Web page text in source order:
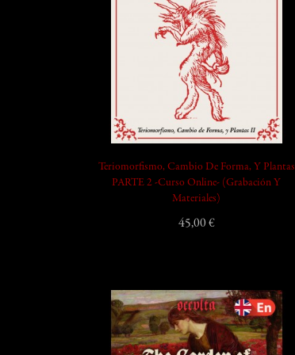
Teriomorfismo, Cambio De Forma, Y Plantas
PARTE 2 -Curso Online- (Grabación Y
Materiales)
45,00 €